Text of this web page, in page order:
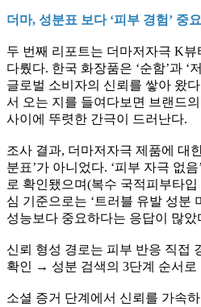
더마, 성분표 보다 ‘피부 경험’ 중요
두 번째 리포트는 더마저자극 K
다뤘다. 한국 화장품은 ‘순함’과 ‘
글로벌 소비자의 신뢰를 쌓아 왔
서 오는 지를 들여다보면 브랜드
사이에 뚜렷한 간극이 드러난다.
조사 결과, 더마저자극 제품에 대
분표’가 아니었다. ‘피부 자극 없
로 확인됐으며(복수 국적피부타
심 기준으로는 ‘트러블 유발 성분
성능보다 중요하다는 응답이 많았
신뢰 형성 경로는 피부 반응 직접
확인 → 성분 검색의 3단계 순서로
소셜 증거 단계에서 신뢰를 가속